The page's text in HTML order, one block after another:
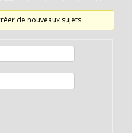
de nouveaux sujets.